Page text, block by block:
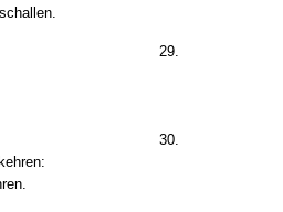
29.
30.